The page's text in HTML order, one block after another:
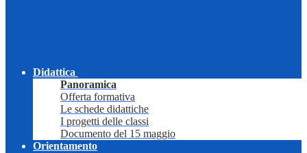
Didattica
Panoramica
Offerta formativa
Le schede didattiche
I progetti delle classi
Documento del 15 maggio
Orientamento